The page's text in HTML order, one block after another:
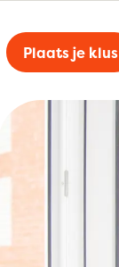
Plaats je klus